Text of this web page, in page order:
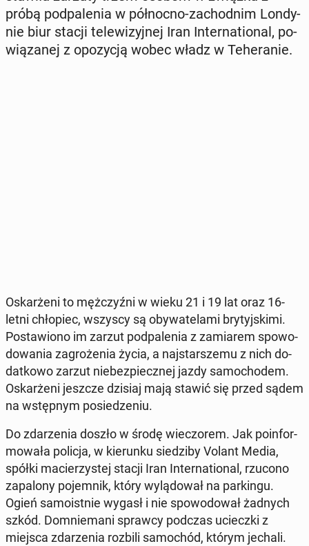
próbą pod­pa­le­nia w pół­noc­no-za­chod­nim Lon­dy­
nie biur stacji te­le­wi­zyj­nej Iran In­ter­na­tio­nal, po­
wią­za­nej z opo­zy­cją wobec władz w Te­he­ra­nie.
Oskar­że­ni to męż­czyź­ni w wieku 21 i 19 lat oraz 16-
letni chło­piec, wszyscy są oby­wa­te­la­mi bry­tyj­ski­mi.
Po­sta­wio­no im zarzut pod­pa­le­nia z za­mia­rem spo­wo­
do­wa­nia za­gro­że­nia życia, a naj­star­sze­mu z nich do­
dat­ko­wo zarzut nie­bez­piecz­nej jazdy sa­mo­cho­dem.
Oskar­że­ni jeszcze dzisiaj mają stawić się przed sądem
na wstęp­nym po­sie­dze­niu.
Do zda­rze­nia doszło w środę wie­czo­rem. Jak po­in­for­
mo­wa­ła policja, w kie­run­ku sie­dzi­by Volant Media,
spółki ma­cie­rzy­stej stacji Iran In­ter­na­tio­nal, rzucono
za­pa­lo­ny po­jem­nik, który wy­lą­do­wał na par­kin­gu.
Ogień sa­mo­ist­nie wygasł i nie spo­wo­do­wał żadnych
szkód. Do­mnie­ma­ni sprawcy podczas uciecz­ki z
miejsca zda­rze­nia rozbili sa­mo­chód, którym jechali.